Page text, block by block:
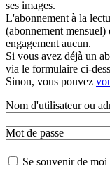
ses images.
L'abonnement à la
(abonnement mensuel)
engagement aucun.
Si vous avez déjà un
via le formulaire ci-
Sinon, vous pouvez
Nom d'utilisateur ou
Mot de passe
Se souvenir de moi